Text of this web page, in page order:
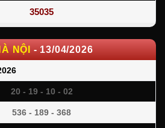
35035
NỘI - 13/04/2026
20 - 19 - 10 - 02
536 - 189 - 368